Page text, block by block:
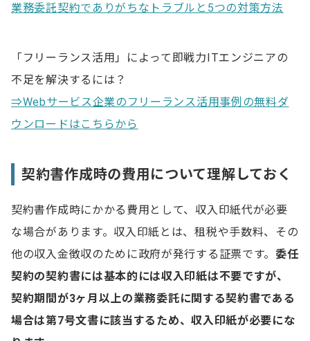
業務委託契約でありがちなトラブルと5つの対策方法
「フリーランス活用」によって即戦力ITエンジニアの
不足を解決するには？
⇒Webサービス企業のフリーランス活用事例の無料ダ
ウンロードはこちらから
契約書作成時の費用について理解しておく
契約書作成時にかかる費用として、収入印紙代が必要
な場合があります。収入印紙とは、租税や手数料、その
他の収入金徴収のために政府が発行する証票です。委任
契約の契約書には基本的には収入印紙は不要ですが、
契約期間が3ヶ月以上の業務委託に関する契約書である
場合は第7号文書に該当するため、収入印紙が必要にな